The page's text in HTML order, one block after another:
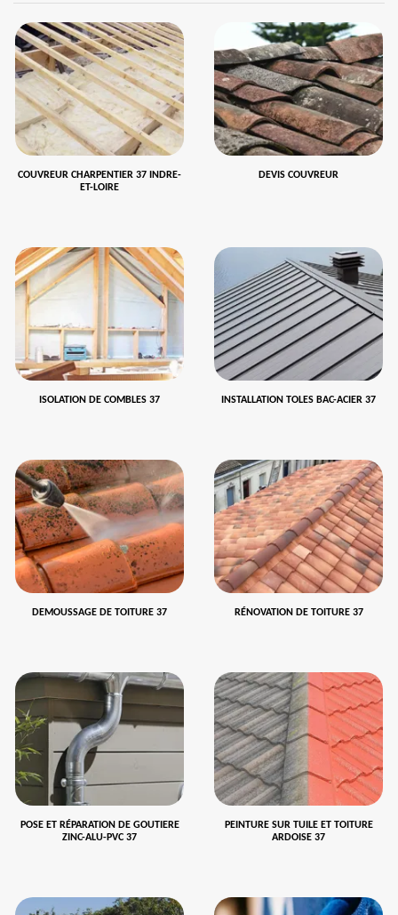
COUVREUR CHARPENTIER 37 INDRE-
ET-LOIRE
DEVIS COUVREUR
ISOLATION DE COMBLES 37 INSTALLATION TOLES BAC-ACIER 37
DEMOUSSAGE DE TOITURE 37 RÉNOVATION DE TOITURE 37
POSE ET RÉPARATION DE GOUTIERE
ZINC-ALU-PVC 37
PEINTURE SUR TUILE ET TOITURE
ARDOISE 37